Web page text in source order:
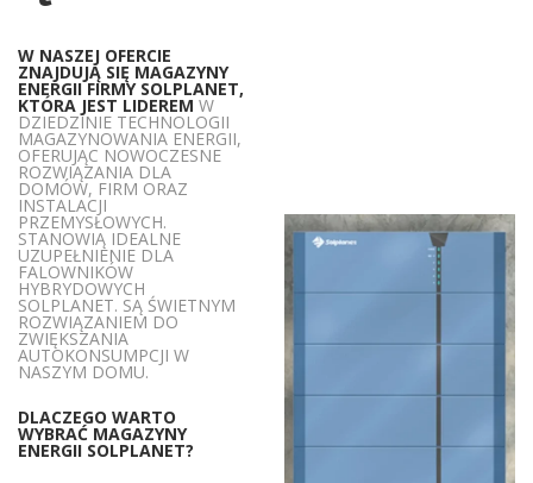
W NASZEJ OFERCIE
ZNAJDUJĄ SIĘ MAGAZYNY
ENERGII FIRMY SOLPLANET,
KTÓRA JEST LIDEREM W
DZIEDZINIE TECHNOLOGII
MAGAZYNOWANIA ENERGII,
OFERUJĄC NOWOCZESNE
ROZWIĄZANIA DLA
DOMÓW, FIRM ORAZ
INSTALACJI
PRZEMYSŁOWYCH.
STANOWIĄ IDEALNE
UZUPEŁNIENIE DLA
FALOWNIKÓW
HYBRYDOWYCH
SOLPLANET. SĄ ŚWIETNYM
ROZWIĄZANIEM DO
ZWIĘKSZANIA
AUTOKONSUMPCJI W
NASZYM DOMU.
DLACZEGO WARTO
WYBRAĆ MAGAZYNY
ENERGII SOLPLANET?